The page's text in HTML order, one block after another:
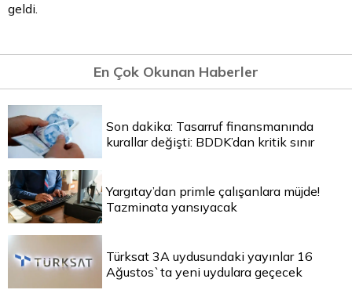
geldi.
En Çok Okunan Haberler
Son dakika: Tasarruf finansmanında
kurallar değişti: BDDK’dan kritik sınır
Yargıtay’dan primle çalışanlara müjde!
Tazminata yansıyacak
Türksat 3A uydusundaki yayınlar 16
Ağustos`ta yeni uydulara geçecek